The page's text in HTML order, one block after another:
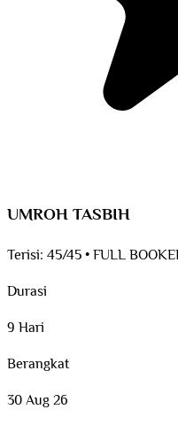
UMROH TASBIH
Terisi: 45/45•FULL
Durasi
9 Hari
Berangkat
30 Aug 26